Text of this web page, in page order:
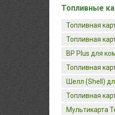
Топливные
Топливная
Топливная
BP Plus для
Топливная
Шелл (Shell)
Топливная
Мультикарта